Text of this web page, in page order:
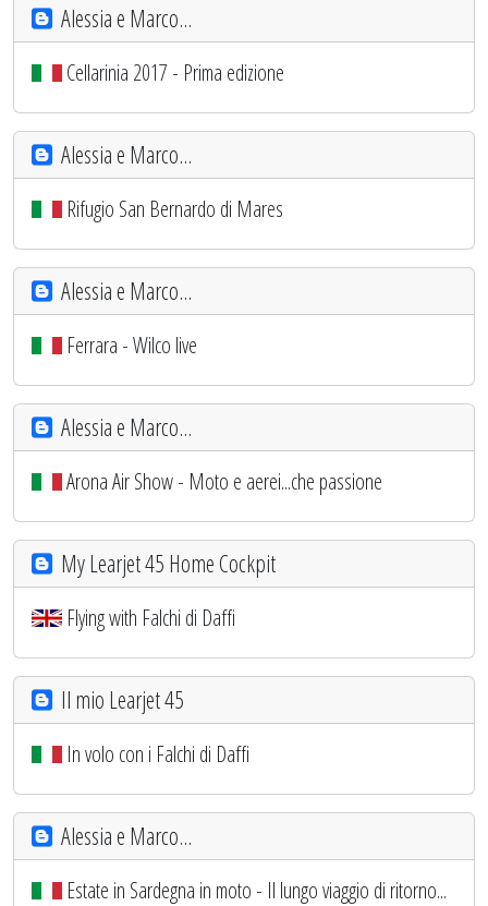
Alessia e Marco...
Cellarinia 2017 - Prima edizione
Alessia e Marco...
Rifugio San Bernardo di Mares
Alessia e Marco...
Ferrara - Wilco live
Alessia e Marco...
Arona Air Show - Moto e aerei...che passione
My Learjet 45 Home Cockpit
Flying with Falchi di Daffi
Il mio Learjet 45
In volo con i Falchi di Daffi
Alessia e Marco...
Estate in Sardegna in moto - Il lungo viaggio di ritorno...